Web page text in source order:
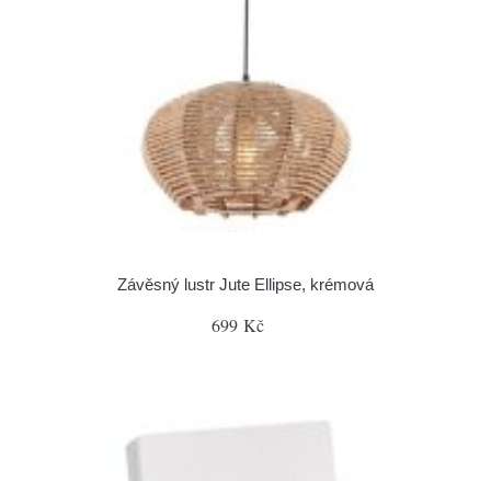
Závěsný lustr Jute Ellipse, krémová
699 Kč